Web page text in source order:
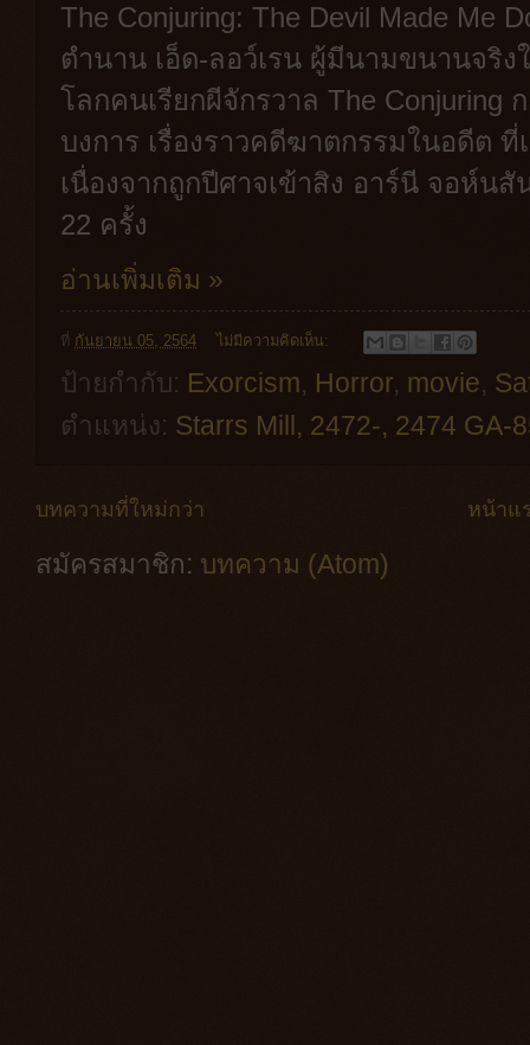
The Conjuring: The Devil Made Me
ตำนาน เอ็ด-ลอว์เรน ผู้มีนามขนานจริ
โลกคนเรียกผีจักรวาล The Conjuring
บงการ เรื่องราวคดีฆาตกรรมในอดีต
เนื่องจากถูกปีศาจเข้าสิง อาร์นี จอห์น
22 ครั้ง
อ่านเพิ่มเติม »
ที่ กันยายน 05, 2564 ไม่มีความคิดเห็น:
ป้ายกำกับ: Exorcism, Horror, movie,
ตำแหน่ง: Starrs Mill, 2472-, 2474 GA-
บทความที่ใหม่กว่า หน้าแ
สมัครสมาชิก: บทความ (Atom)